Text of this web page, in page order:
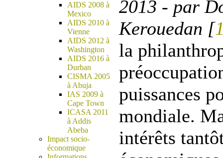
AIDS 2008 à
Mexico
AIDS 2010 à
Vienne
AIDS 2012 à
Washington
AIDS 2016 à
Durban
CISMA 2005
à Abuja
IAS 2009 à
Cape Town
ICASA 2011
à Addis
Abeba
Impact socio-
économique
2013 - par
Kerouedan [
la
puissances
mondiale.
intérêts